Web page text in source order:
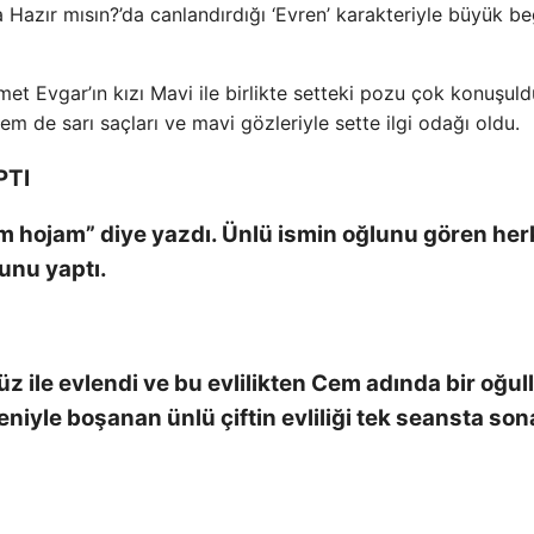
mısın?’da canlandırdığı ‘Evren’ karakteriyle büyük
Evgar’ın kızı Mavi ile birlikte setteki pozu çok
de sarı saçları ve mavi gözleriyle sette ilgi odağı oldu.
hojam” diye yazdı. Ünlü ismin oğlunu gören
yaptı.
ile evlendi ve bu evlilikten Cem adında bir
boşanan ünlü çiftin evliliği tek seansta